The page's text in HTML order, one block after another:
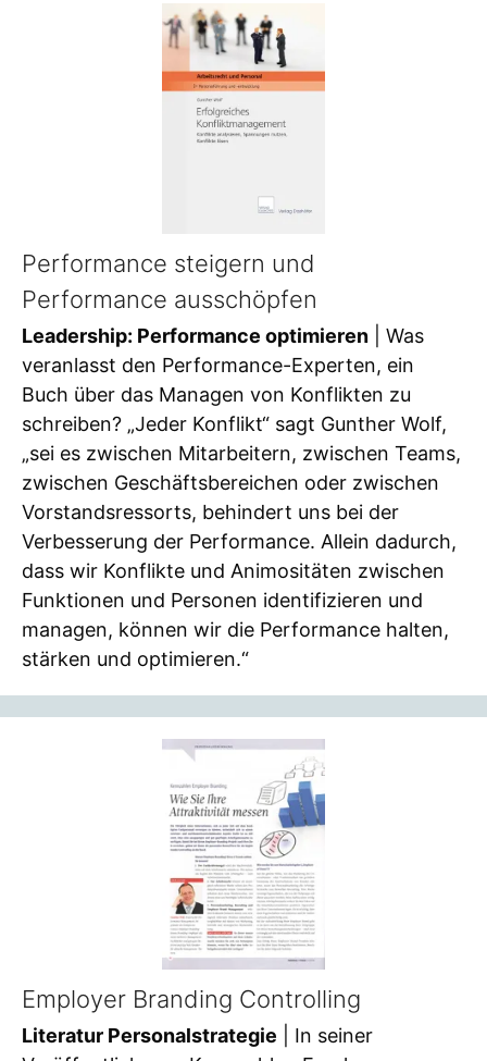
Performance steigern und
Performance ausschöpfen
Leadership: Performance optimieren | Was
veranlasst den Performance-Experten, ein
Buch über das Managen von Konflikten zu
schreiben? „Jeder Konflikt“ sagt Gunther Wolf,
„sei es zwischen Mitarbeitern, zwischen Teams,
zwischen Geschäftsbereichen oder zwischen
Vorstandsressorts, behindert uns bei der
Verbesserung der Performance. Allein dadurch,
dass wir Konflikte und Animositäten zwischen
Funktionen und Personen identifizieren und
managen, können wir die Performance halten,
stärken und optimieren.“
Employer Branding Controlling
Literatur Personalstrategie | In seiner